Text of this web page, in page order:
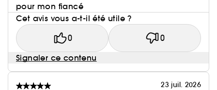
pour mon fiancé
Cet avis vous a-t-il été utile ?
0 0
Signaler ce contenu
23 juil. 2026